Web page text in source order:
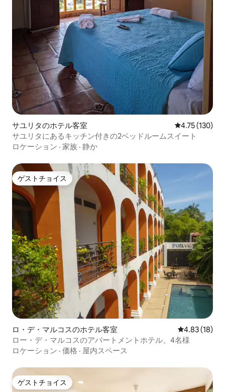
サユリタのホテル客室 レビュー130
4.75 (130)
サユリタにあるキッチン付きの2ベッドルームスイート
ロケーション · 家族 · 静か
ゲストチョイス
ゲストチョイス
ロ・デ・マルコスのホテル客室 レビュー18
4.83 (18)
ロー・デ・マルコスのアパートメントホテル、4名様
ロケーション · 価格 · 屋内スペース
ゲストチョイス
ゲストチョイス